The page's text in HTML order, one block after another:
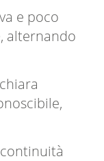
e poco
alternando